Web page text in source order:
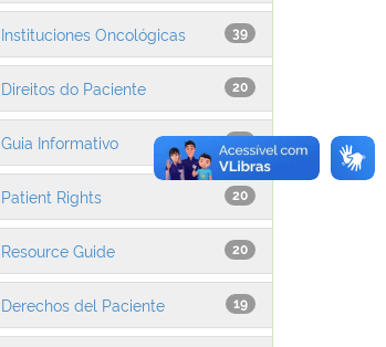
39
Instituciones Oncológicas
20
Direitos do Paciente
Guia Informativo
20
Patient Rights
20
Resource Guide
19
Derechos del Paciente